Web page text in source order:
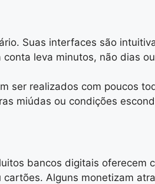
Suas interfaces são
leva minutos, não dias
ser realizados com poucos
miúdas ou condições
bancos digitais oferecem
Alguns monetizam